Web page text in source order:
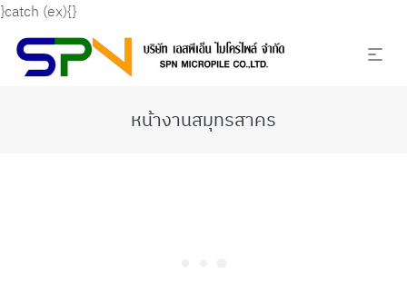
}catch (ex){}
หน้างานสมุทรสาคร